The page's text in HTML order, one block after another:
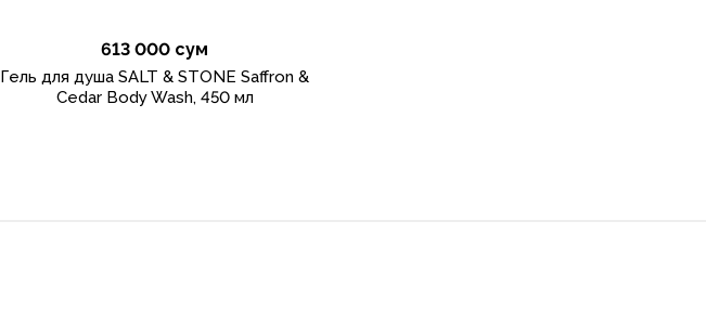
613 000 сум
Гель для душа SALT & STONE Saffron &
Cedar Body Wash, 450 мл